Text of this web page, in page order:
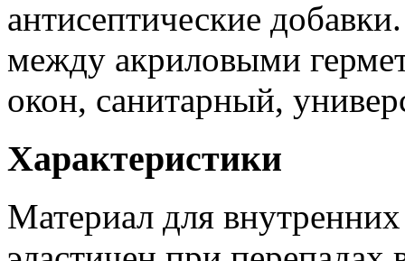
антисептические
между акриловыми
окон, санитарный,
Характеристики
Материал для